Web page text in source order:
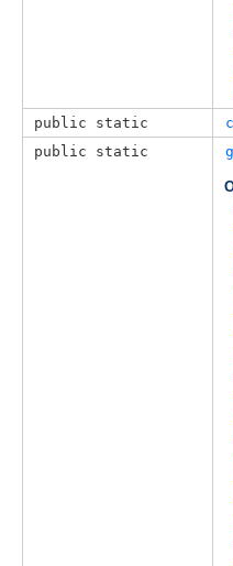
public static
public static